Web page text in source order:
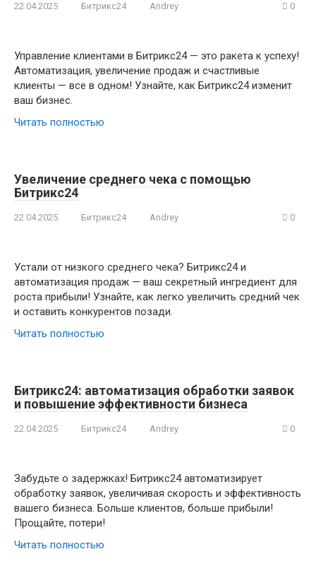
22.04.2025 Битрикс24 Andrey 0
Управление клиентами в Битрикс24 — это ракета к успеху!
Автоматизация, увеличение продаж и счастливые
клиенты — все в одном! Узнайте, как Битрикс24 изменит
ваш бизнес.
Читать полностью
Увеличение среднего чека с помощью
Битрикс24
22.04.2025 Битрикс24 Andrey 0
Устали от низкого среднего чека? Битрикс24 и
автоматизация продаж — ваш секретный ингредиент для
роста прибыли! Узнайте, как легко увеличить средний чек
и оставить конкурентов позади.
Читать полностью
Битрикс24: автоматизация обработки заявок
и повышение эффективности бизнеса
22.04.2025 Битрикс24 Andrey 0
Забудьте о задержках! Битрикс24 автоматизирует
обработку заявок, увеличивая скорость и эффективность
вашего бизнеса. Больше клиентов, больше прибыли!
Прощайте, потери!
Читать полностью